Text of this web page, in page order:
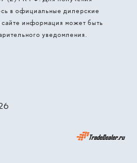
в официальные дилерские
информация может быть
уведомления.